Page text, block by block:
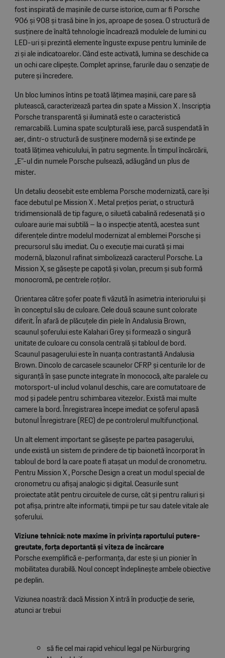
fost inspirată de mașinile de curse istorice, cum ar fi Porsche
906 și 908 și trasă bine în jos, aproape de șosea. O structură de
susținere de înaltă tehnologie încadrează modulele de lumini cu
LED-uri și prezintă elemente înguste expuse pentru luminile de
zi și ale indicatoarelor. Când este activată, lumina se deschide ca
un ochi care clipește. Complet aprinse, farurile dau o senzație de
putere și încredere.
Un bloc luminos întins pe toată lățimea mașinii, care pare să
plutească, caracterizează partea din spate a Mission X . Inscripția
Porsche transparentă și iluminată este o caracteristică
remarcabilă. Lumina spate sculpturală iese, parcă suspendată în
aer, dintr-o structură de susținere modernă și se extinde pe
toată lățimea vehiculului, în patru segmente. În timpul încărcării,
„E”-ul din numele Porsche pulsează, adăugând un plus de
mister.
Un detaliu deosebit este emblema Porsche modernizată, care își
face debutul pe Mission X . Metal prețios periat, o structură
tridimensională de tip fagure, o siluetă cabalină redesenată și o
culoare aurie mai subtilă – la o inspecție atentă, acestea sunt
diferențele dintre modelul modernizat al emblemei Porsche și
precursorul său imediat. Cu o execuție mai curată și mai
modernă, blazonul rafinat simbolizează caracterul Porsche. La
Mission X, se găsește pe capotă și volan, precum și sub formă
monocromă, pe centrele roților.
Orientarea către șofer poate fi văzută în asimetria interiorului și
în conceptul său de culoare. Cele două scaune sunt colorate
diferit. În afară de plăcuțele din piele în Andalusia Brown,
scaunul șoferului este Kalahari Grey și formează o singură
unitate de culoare cu consola centrală și tabloul de bord.
Scaunul pasagerului este în nuanța contrastantă Andalusia
Brown. Dincolo de carcasele scaunelor CFRP și centurile lor de
siguranță în șase puncte integrate în monococă, alte paralele cu
motorsport-ul includ volanul deschis, care are comutatoare de
mod și padele pentru schimbarea vitezelor. Există mai multe
camere la bord. Înregistrarea începe imediat ce șoferul apasă
butonul Înregistrare (REC) de pe controlerul multifuncțional.
Un alt element important se găsește pe partea pasagerului,
unde există un sistem de prindere de tip baionetă încorporat în
tabloul de bord la care poate fi atașat un modul de cronometru.
Pentru Mission X , Porsche Design a creat un modul special de
cronometru cu afișaj analogic și digital. Ceasurile sunt
proiectate atât pentru circuitele de curse, cât și pentru raliuri și
pot afișa, printre alte informații, timpii pe tur sau datele vitale ale
șoferului.
Viziune tehnică: note maxime în privința raportului putere-
greutate, forța deportantă și viteza de încărcare
Porsche exemplifică e-performanța, dar este și un pionier în
mobilitatea durabilă. Noul concept îndeplinește ambele obiective
pe deplin.
Viziunea noastră: dacă Mission X intră în producție de serie,
atunci ar trebui
să fie cel mai rapid vehicul legal pe Nürburgring